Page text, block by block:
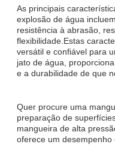
As principais
explosão de água
resistência à abrasão,
flexibilidade.Estas
versátil e confiável para
jato de água,
e a durabilidade de que
Quer procure uma
preparação de
mangueira de alta
oferece um desempenho